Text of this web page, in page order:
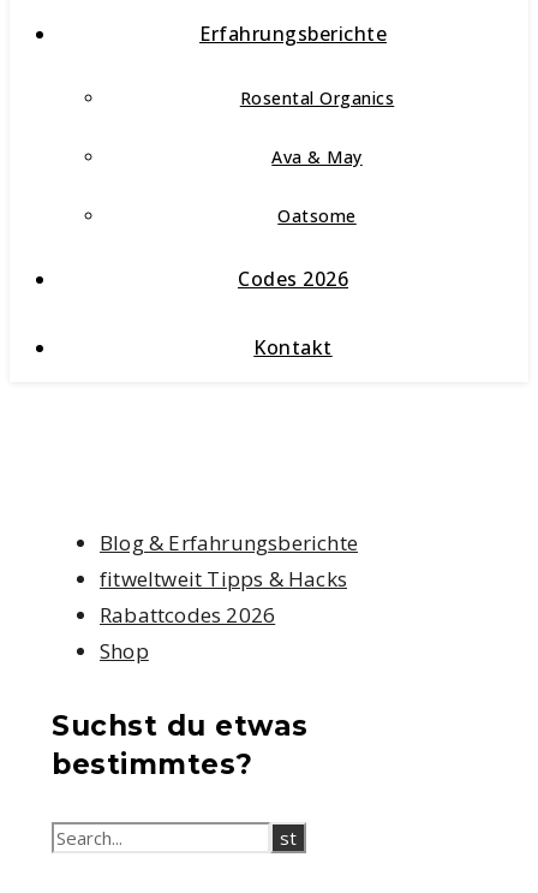
Erfahrungsberichte
Rosental Organics
Ava & May
Oatsome
Codes 2026
Kontakt
Blog & Erfahrungsberichte
fitweltweit Tipps & Hacks
Rabattcodes 2026
Shop
Suchst du etwas
bestimmtes?